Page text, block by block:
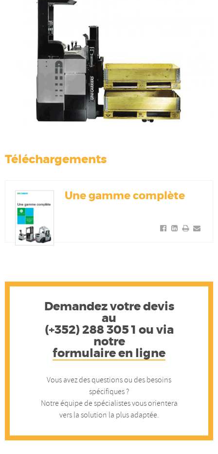
Téléchargements
Une gamme complète
Share
gamme
Share
gamme
PrintSend
Une
Demandez votre devis
au
(+352) 288 305 1 ou via
notre
formulaire en ligne
Vous avez des questions ou des besoins
spécifiques ?
Notre équipe de spécialistes vous orientera
vers la solution la plus adaptée.